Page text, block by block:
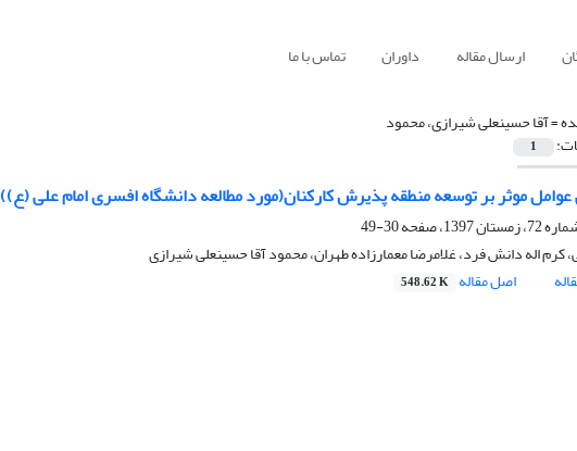
ارسال مقاله داوران تماس با ما
=آقا حسینعلی شیرازی، محمود
1
موثر بر توسعه منطقه پذیرش کارکنان(مورد مطالعه دانشگاه افسری امام علی (ع))
30-49
کرم اله دانش فرد، غلامرضا معمارزاده طهران، محمود آقا حسینعلی شیرازی
اصل مقاله 548.62 K